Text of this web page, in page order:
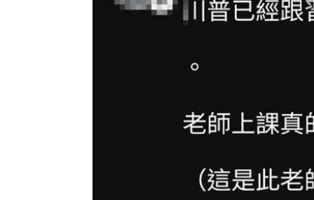
三立iNEWS新聞台線上直播 18:00
「拍片人的多重宇宙」職涯論壇9/12登場
理想混蛋號召粉絲跨海追星吃美食！